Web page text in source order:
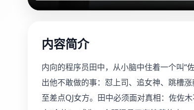
内容简介
内向的程序员田中，从小脑中住着一个叫“
出他不敢做的事：怼上司、追女神、跳槽
至差点QJ女方。田中必须面对真相：佐佐